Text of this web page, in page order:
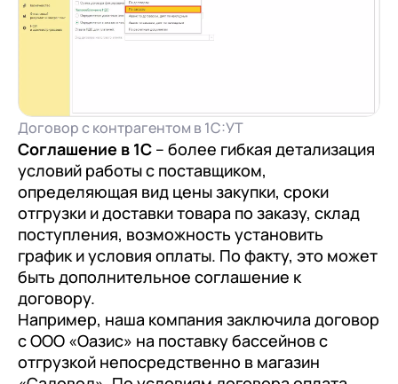
Договор с контрагентом в 1С:УТ
Соглашение в 1С – более гибкая детализация
условий работы с поставщиком,
определяющая вид цены закупки, сроки
отгрузки и доставки товара по заказу, склад
поступления, возможность установить
график и условия оплаты. По факту, это может
быть дополнительное соглашение к
договору.
Например, наша компания заключила договор
с ООО «Оазис» на поставку бассейнов с
отгрузкой непосредственно в магазин